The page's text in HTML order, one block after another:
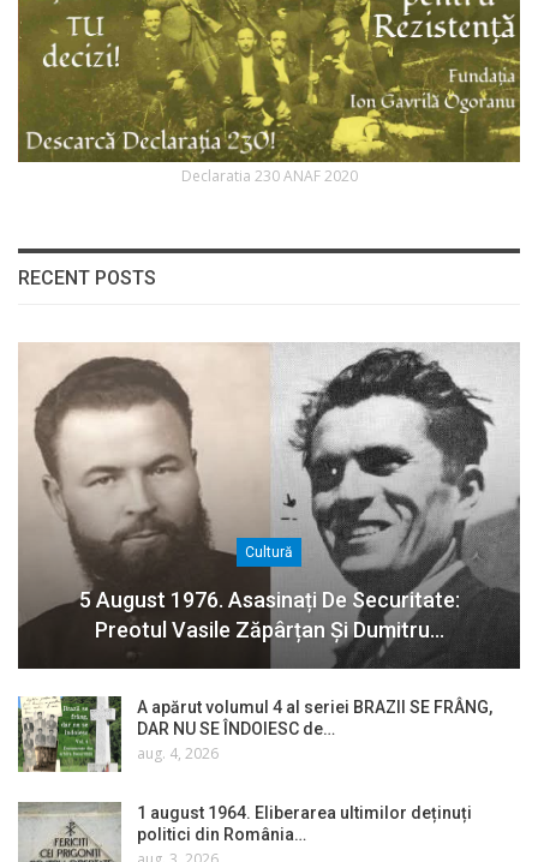
Declaratia 230 ANAF 2020
RECENT POSTS
Cultură
5 August 1976. Asasinați De Securitate:
Preotul Vasile Zăpârțan Și Dumitru…
A apărut volumul 4 al seriei BRAZII SE FRÂNG,
DAR NU SE ÎNDOIESC de…
aug. 4, 2026
1 august 1964. Eliberarea ultimilor deținuți
politici din România…